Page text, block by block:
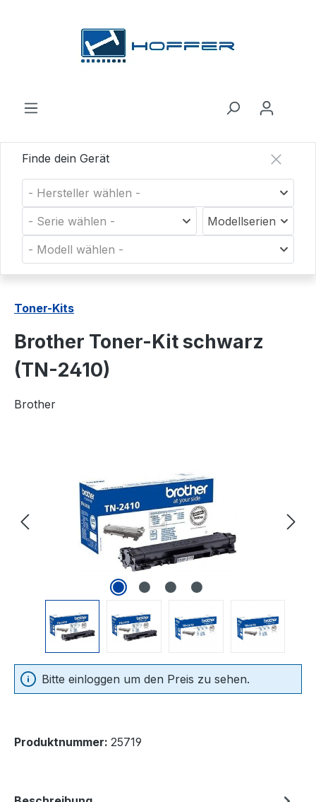
Finde dein Gerät
- Hersteller wählen -
- Serie wählen -
Modellserien
- Modell wählen -
Toner-Kits
Brother Toner-Kit schwarz
(TN-2410)
Brother
Bitte einloggen um den Preis zu sehen.
Produktnummer: 25719